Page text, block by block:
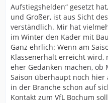
Aufstiegshelden“ gesetzt
und Großer, ist aus Sicht
verständlich. Mir hat
im Winter den Kader mit
Ganz ehrlich: Wenn am
Klassenerhalt erreicht wird,
eher Gedanken machen,
Saison überhaupt noch
in der Branche schon auf
Kontakt zum VfL Bochum